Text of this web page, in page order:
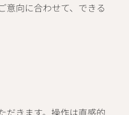
意向に合わせて、できる
だきます。操作は直感的